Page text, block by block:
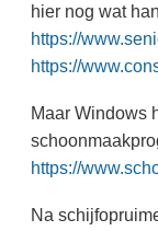
hier nog wat
https://
https://
Maar Windows
https://
Na